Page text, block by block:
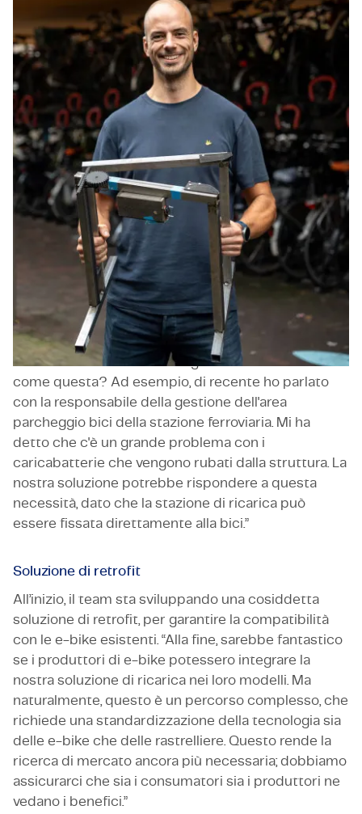
Durante questi progetti, Paul ha approfondito
molteplici aspetti dell'ingegneria meccanica: dalla
gestione dei progetti alla gestione del magazzino,
assemblaggio, sviluppo software e produzione. Ora
sta utilizzando quelle conoscenze per sviluppare
un'idea innovativa tutta sua: “Mi sono spesso chiesto
se esistesse un modo più semplice per ricaricare le
e-bike. E se ci fosse una rastrelliera appositamente
progettata per biciclette elettroniche, che ricarica
automaticamente la bici?”
Nell'Entrepreneurial Lab sta portando l'idea al livello
successivo. Significa molto più che prototipare. Paul:
“Come ingegnere meccanico, adoro lavorare su un
prodotto concreto. Ma in questo progetto ho
imparato l'importanza della ricerca di mercato.
Stiamo realmente risolvendo un problema
esistente? C'è davvero bisogno di una soluzione
come questa? Ad esempio, di recente ho parlato
con la responsabile della gestione dell'area
parcheggio bici della stazione ferroviaria. Mi ha
detto che c'è un grande problema con i
caricabatterie che vengono rubati dalla struttura. La
nostra soluzione potrebbe rispondere a questa
necessità, dato che la stazione di ricarica può
essere fissata direttamente alla bici.”
Soluzione di retrofit
All’inizio, il team sta sviluppando una cosiddetta
soluzione di retrofit, per garantire la compatibilità
con le e-bike esistenti. “Alla fine, sarebbe fantastico
se i produttori di e-bike potessero integrare la
nostra soluzione di ricarica nei loro modelli. Ma
naturalmente, questo è un percorso complesso, che
richiede una standardizzazione della tecnologia sia
delle e-bike che delle rastrelliere. Questo rende la
ricerca di mercato ancora più necessaria; dobbiamo
assicurarci che sia i consumatori sia i produttori ne
vedano i benefici.”